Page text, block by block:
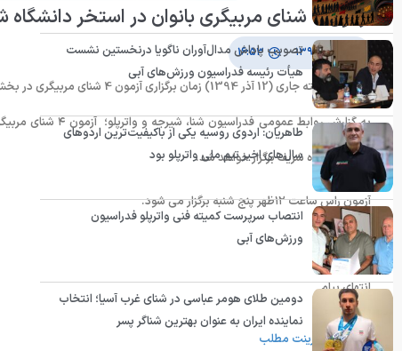
آزمون ۴ شنای مربیگری بانوان در استخر دانشگاه شریف
۱۶:۵۳
پنج شنبه هفته جاری (12 آذر 1394) زمان برگزاری آزمون 4 شنای مربیگری در بخش بانوان اعلام شد.
مترو دانشگاه شریف برگزار خواهد شد.
آزمون راس ساعت ۱۲ظهر پنج شنبه برگزار می شود.
انتهای پیام
پرینت مطلب
تصویب پاداش مدال‌آوران ناگویا درنخستین نشست
هیأت رئیسه فدراسیون ورزش‌های آبی
طاهریان: اردوی روسیه یکی از باکیفیت‌ترین اردوهای
سال‌های اخیر تیم ملی واترپلو بود
انتصاب سرپرست کمیته فنی واترپلو فدراسیون
ورزش‌های آبی
دومین طلای هومر عباسی در شنای غرب آسیا؛ انتخاب
نماینده ایران به عنوان بهترین شناگر پسر